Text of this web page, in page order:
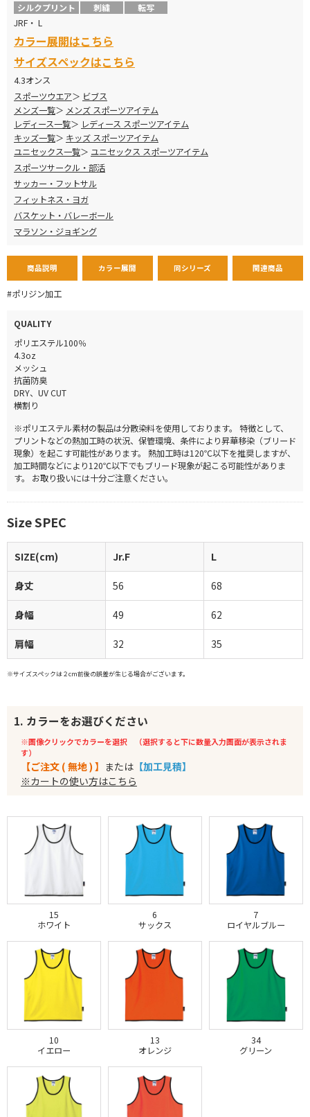
シルクプリント
刺繍 転写
JRF・ L
カラー展開はこちら
サイズスペックはこちら
4.3オンス
スポーツウエア
ビブス
メンズ一覧
メンズ スポーツアイテム
レディース一覧
レディース スポーツアイテム
キッズ一覧
キッズ スポーツアイテム
ユニセックス一覧
ユニセックス スポーツアイテム
スポーツサークル・部活
サッカー・フットサル
フィットネス・ヨガ
バスケット・バレーボール
マラソン・ジョギング
商品説明 カラー展開 同シリーズ 関連商品
#ポリジン加工
QUALITY
ポリエステル100％
4.3oz
メッシュ
抗菌防臭
DRY、UV CUT
横割り
※ポリエステル素材の製品は分散染料を使用しております。 特徴として、
プリントなどの熱加工時の状況、保管環境、条件により昇華移染（ブリード
現象）を起こす可能性があります。 熱加工時は120℃以下を推奨しますが、
加工時間などにより120℃以下でもブリード現象が起こる可能性がありま
す。 お取り扱いには十分ご注意ください。
Size SPEC
SIZE(cm) Jr.F L
身丈 56 68
身幅 49 62
肩幅 32 35
※サイズスペックは２cm前後の誤差が生じる場合がございます。
1. カラーをお選びください
※画像クリックでカラーを選択 （選択すると下に数量入力画面が表示されま
す）
【ご注文 ( 無地 ) 】 または 【加工見積】
※カートの使い方はこちら
15
ホワイト
6
サックス
7
ロイヤルブルー
10
イエロー
13
オレンジ
34
グリーン